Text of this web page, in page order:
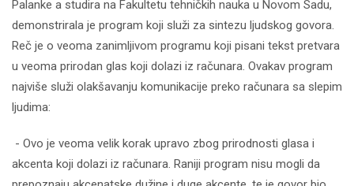
Palanke a studira na Fakultetu tehničkih nauka u Novom Sadu,
demonstrirala je program koji služi za sintezu ljudskog govora.
Reč je o veoma zanimljivom programu koji pisani tekst pretvara
u veoma prirodan glas koji dolazi iz računara. Ovakav program
najviše služi olakšavanju komunikacije preko računara sa slepim
ljudima:
- Ovo je veoma velik korak upravo zbog prirodnosti glasa i
akcenta koji dolazi iz računara. Raniji program nisu mogli da